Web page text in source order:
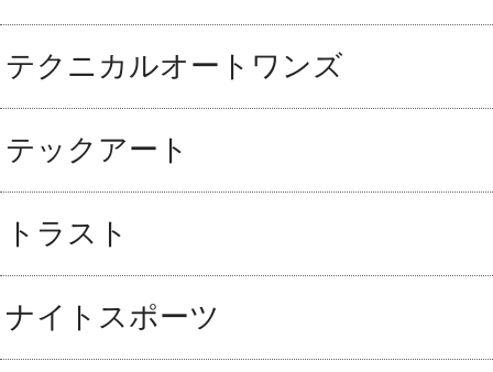
テクニカルオートワンズ
テックアート
トラスト
ナイトスポーツ